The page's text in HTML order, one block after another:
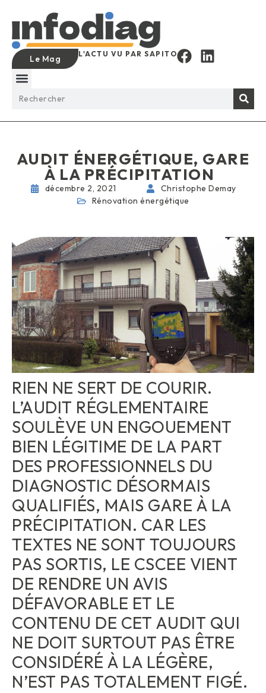
Le Mag L'ACTU VU PAR SAPITO
AUDIT ÉNERGÉTIQUE, GARE
À LA PRÉCIPITATION
décembre 2, 2021
Christophe Demay
Rénovation énergétique
RIEN NE SERT DE COURIR.
L’AUDIT RÉGLEMENTAIRE
SOULÈVE UN ENGOUEMENT
BIEN LÉGITIME DE LA PART
DES PROFESSIONNELS DU
DIAGNOSTIC DÉSORMAIS
QUALIFIÉS, MAIS GARE À LA
PRÉCIPITATION. CAR LES
TEXTES NE SONT TOUJOURS
PAS SORTIS, LE CSCEE VIENT
DE RENDRE UN AVIS
DÉFAVORABLE ET LE
CONTENU DE CET AUDIT QUI
NE DOIT SURTOUT PAS ÊTRE
CONSIDÉRÉ À LA LÉGÈRE,
N’EST PAS TOTALEMENT FIGÉ.